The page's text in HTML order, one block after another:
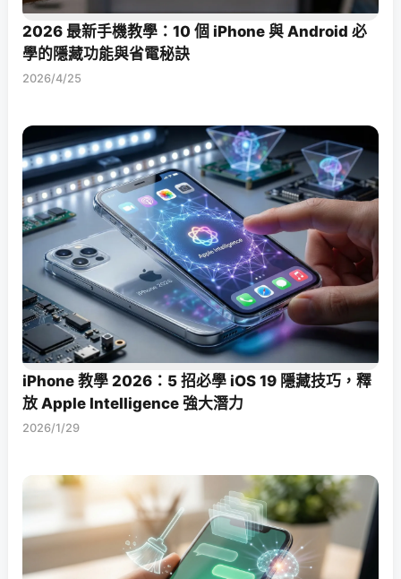
2026 最新手機教學：10 個 iPhone 與 Android 必
學的隱藏功能與省電秘訣
2026/4/25
iPhone 教學 2026：5 招必學 iOS 19 隱藏技巧，釋
放 Apple Intelligence 強大潛力
2026/1/29